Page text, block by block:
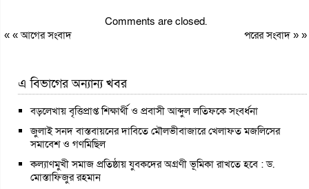
Comments are closed.
« «আগের সংবাদ পরের সংবাদ» »
এ বিভাগের অন্যান্য খবর
বড়লেখায় বৃত্তিপ্রাপ্ত শিক্ষার্থী ও প্রবাসী আব্দুল লতিফকে সংবর্ধনা
জুলাই সনদ বাস্তবায়নের দাবিতে মৌলভীবাজারে খেলাফত মজলিসের
সমাবেশ ও গণমিছিল
কল্যাণমুখী সমাজ প্রতিষ্ঠায় যুবকদের অগ্রণী ভূমিকা রাখতে হবে : ড.
মোস্তাফিজুর রহমান